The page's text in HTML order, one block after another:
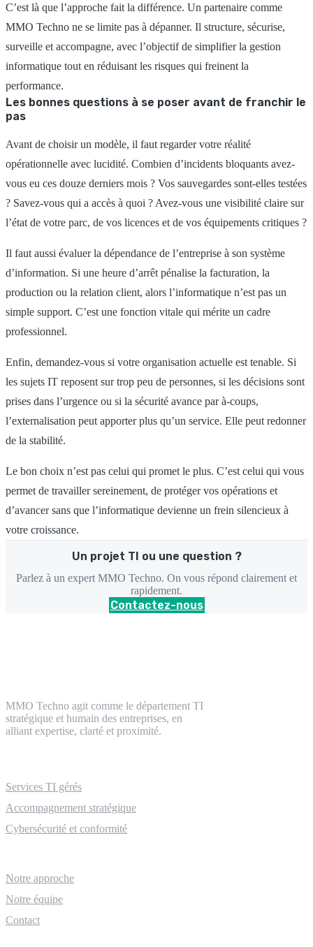
C’est là que l’approche fait la différence. Un partenaire comme
MMO Techno ne se limite pas à dépanner. Il structure, sécurise,
surveille et accompagne, avec l’objectif de simplifier la gestion
informatique tout en réduisant les risques qui freinent la
performance.
Les bonnes questions à se poser avant de franchir le
pas
Avant de choisir un modèle, il faut regarder votre réalité
opérationnelle avec lucidité. Combien d’incidents bloquants avez-
vous eu ces douze derniers mois ? Vos sauvegardes sont-elles testées
? Savez-vous qui a accès à quoi ? Avez-vous une visibilité claire sur
l’état de votre parc, de vos licences et de vos équipements critiques ?
Il faut aussi évaluer la dépendance de l’entreprise à son système
d’information. Si une heure d’arrêt pénalise la facturation, la
production ou la relation client, alors l’informatique n’est pas un
simple support. C’est une fonction vitale qui mérite un cadre
professionnel.
Enfin, demandez-vous si votre organisation actuelle est tenable. Si
les sujets IT reposent sur trop peu de personnes, si les décisions sont
prises dans l’urgence ou si la sécurité avance par à-coups,
l’externalisation peut apporter plus qu’un service. Elle peut redonner
de la stabilité.
Le bon choix n’est pas celui qui promet le plus. C’est celui qui vous
permet de travailler sereinement, de protéger vos opérations et
d’avancer sans que l’informatique devienne un frein silencieux à
votre croissance.
Un projet TI ou une question ?
Parlez à un expert MMO Techno. On vous répond clairement et
rapidement.
Contactez-nous
MMO Techno agit comme le département TI
stratégique et humain des entreprises, en
alliant expertise, clarté et proximité.
Services TI gérés
Accompagnement stratégique
Cybersécurité et conformité
Notre approche
Notre équipe
Contact